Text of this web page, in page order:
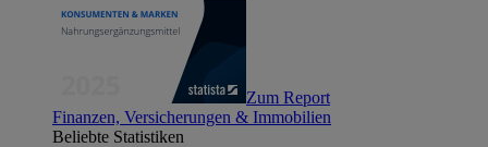
Zum Report
Finanzen, Versicherungen & Immobilien
Beliebte Statistiken